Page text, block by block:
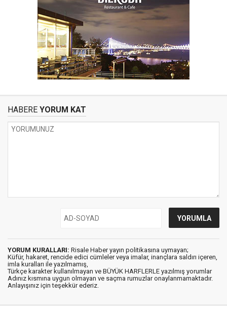
HABERE YORUM KAT
YORUM KURALLARI: Risale Haber yayın politikasına uymayan;
Küfür, hakaret, rencide edici cümleler veya imalar, inançlara saldırı içeren,
imla kuralları ile yazılmamış,
Türkçe karakter kullanılmayan ve BÜYÜK HARFLERLE yazılmış yorumlar
Adınız kısmına uygun olmayan ve saçma rumuzlar onaylanmamaktadır.
Anlayışınız için teşekkür ederiz.